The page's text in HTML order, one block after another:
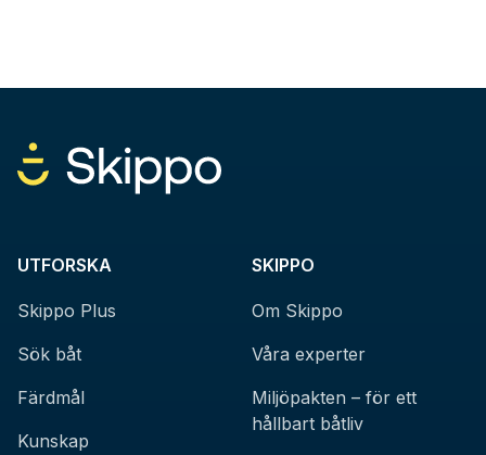
UTFORSKA
Skippo Plus
Sök båt
Färdmål
Kunskap
SKIPPO
Om Skippo
Våra experter
Miljöpakten – för ett
hållbart båtliv